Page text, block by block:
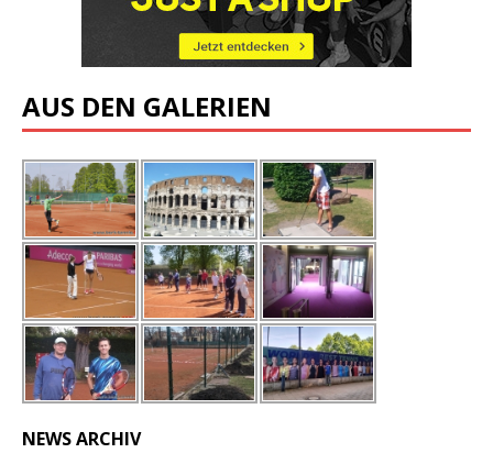
AUS DEN GALERIEN
NEWS ARCHIV